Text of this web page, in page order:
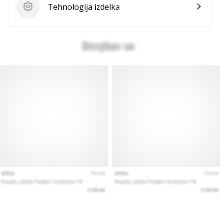
Tehnologija izdelka
Tehnologija izdelka